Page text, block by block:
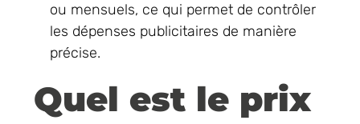
ou mensuels, ce qui permet de contrôler
les dépenses publicitaires de manière
précise.
Quel est le prix